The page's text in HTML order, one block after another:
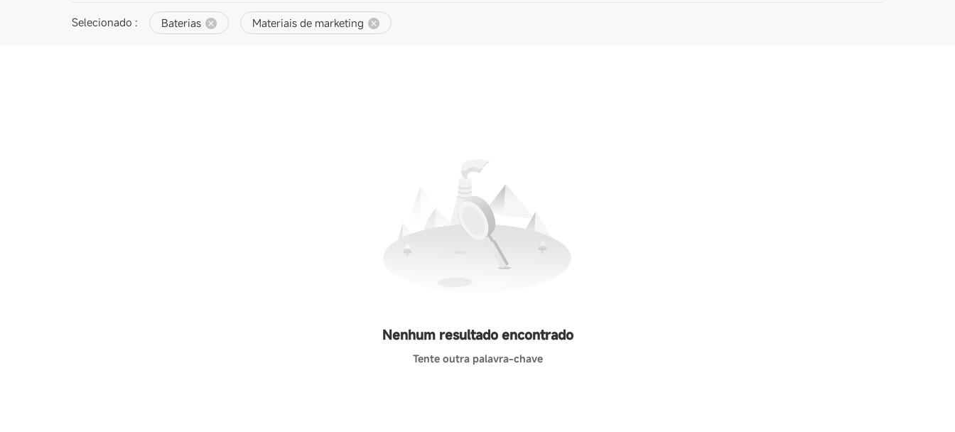
Selecionado : Baterias Materiais de marketing
Nenhum resultado encontrado
Tente outra palavra-chave